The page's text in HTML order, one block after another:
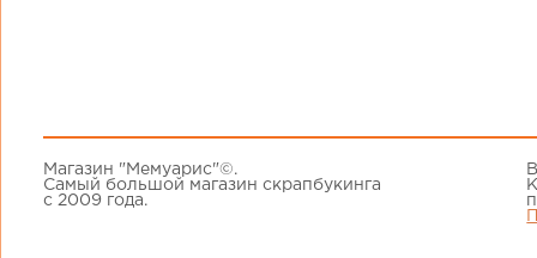
Магазин "Мемуарис"©.
Самый большой магазин скрапбукинга
с 2009 года.